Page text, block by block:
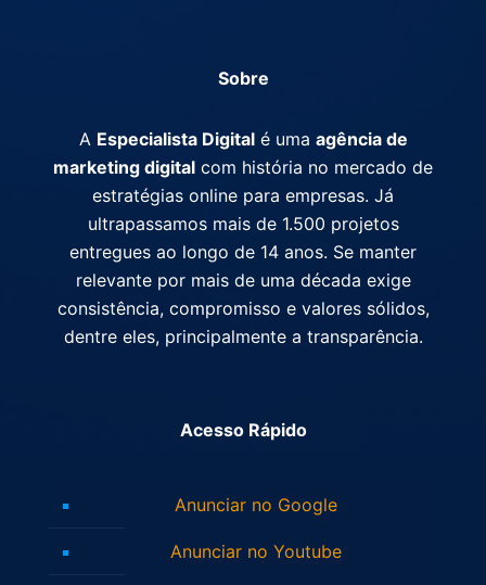
Sobre
A Especialista Digitalé uma agência de
marketing digital com história no mercado de
estratégias online para empresas. Já
ultrapassamos mais de 1.500 projetos
entregues ao longo de 14 anos. Se manter
relevante por mais de uma década exige
consistência, compromisso e valores sólidos,
dentre eles, principalmente a transparência.
Acesso Rápido
Anunciar no Google
Anunciar no Youtube